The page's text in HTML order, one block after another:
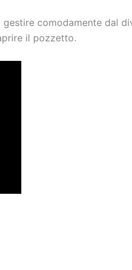
comodamente dal
il pozzetto.